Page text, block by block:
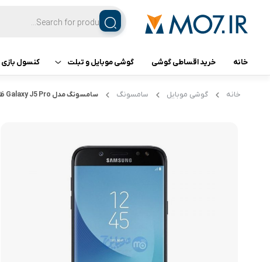
خانه خرید اقساطی گوشی گوشی موبایل و تبلت
تبلت
گوشی سامسونگ
گوشی ناتینگ فون
گوشی داریا
کنسول بازی
کنسول خانه گوشی موبایل سامسونگ سامسونگ مدل Galaxy J5 Pro ظرفیت ۳۲ گیگابایت